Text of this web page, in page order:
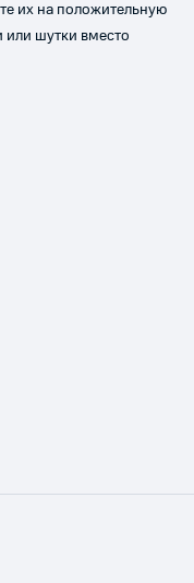
их на положительную
или шутки вместо